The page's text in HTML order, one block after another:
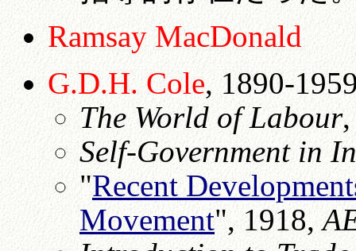
Ramsay MacDonald
G.D.H. Cole, 1890-
The World of Labour
Self-Government in
"Recent
Movement", 1918,